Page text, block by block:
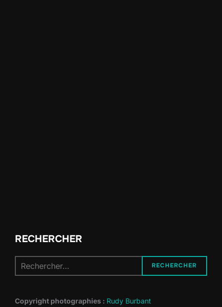
RECHERCHER
pour :
RECHERCHER
Copyright photographies : Rudy Burbant